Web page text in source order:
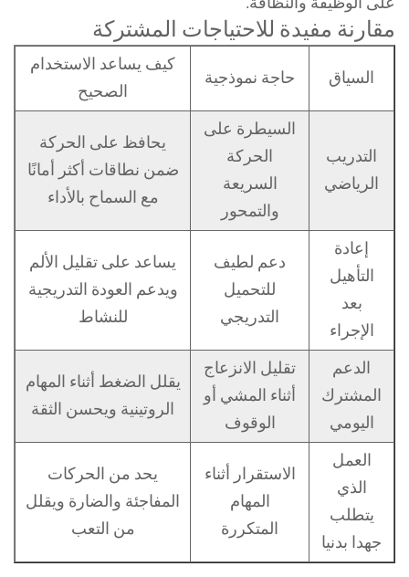
مقارنة مفيدة للاحتياجات المشتركة
السياق حاجة نموذجية
كيف يساعد الاستخدام
الصحيح
التدريب
الرياضي
السيطرة على
الحركة
السريعة
والتمحور
يحافظ على الحركة
ضمن نطاقات أكثر أمانًا
مع السماح بالأداء
إعادة
التأهيل
بعد
الإجراء
دعم لطيف
للتحميل
التدريجي
يساعد على تقليل الألم
ويدعم العودة التدريجية
للنشاط
الدعم
المشترك
اليومي
تقليل الانزعاج
أثناء المشي أو
الوقوف
يقلل الضغط أثناء المهام
الروتينية ويحسن الثقة
العمل
الذي
يتطلب
جهدا بدنيا
الاستقرار أثناء
المهام
المتكررة
يحد من الحركات
المفاجئة والضارة ويقلل
من التعب